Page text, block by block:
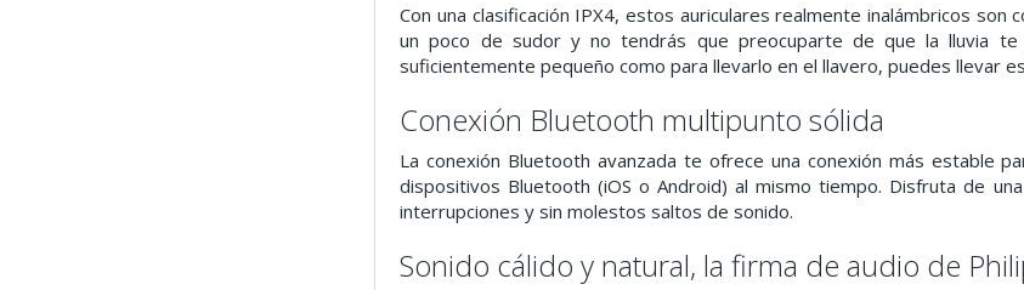
Con una clasificación IPX4, estos auriculares realmente inalámbricos
un poco de sudor y no tendrás que preocuparte de que la lluvia
suficientemente pequeño como para llevarlo en el llavero, puedes llevar
Conexión Bluetooth multipunto sólida
La conexión Bluetooth avanzada te ofrece una conexión más estable
dispositivos Bluetooth (iOS o Android) al mismo tiempo. Disfruta de
interrupciones y sin molestos saltos de sonido.
Sonido cálido y natural, la firma de audio de